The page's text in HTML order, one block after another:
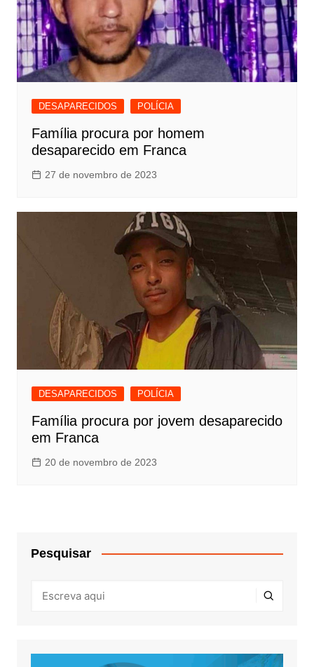
DESAPARECIDOS POLÍCIA
Família procura por homem
desaparecido em Franca
27 de novembro de 2023
DESAPARECIDOS POLÍCIA
Família procura por jovem desaparecido
em Franca
20 de novembro de 2023
Pesquisar